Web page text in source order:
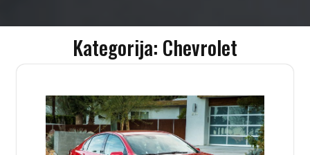
Kategorija: Chevrolet